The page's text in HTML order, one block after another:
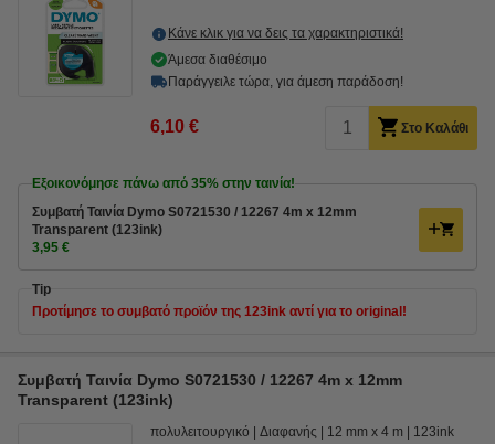
Κάνε κλικ για να δεις τα χαρακτηριστικά!
Άμεσα διαθέσιμο
Παράγγειλε τώρα, για άμεση παράδοση!
6,10 € Στο Καλάθι
Εξοικονόμησε πάνω από 35% στην ταινία!
Συμβατή Ταινία Dymo S0721530 / 12267 4m x 12mm
Transparent (123ink)
3,95 €
Tip
Προτίμησε το συμβατό προϊόν της 123ink αντί για το original!
Συμβατή Ταινία Dymo S0721530 / 12267 4m x 12mm
Transparent (123ink)
πολυλειτουργικό Διαφανής 12 mm x 4 m 123ink